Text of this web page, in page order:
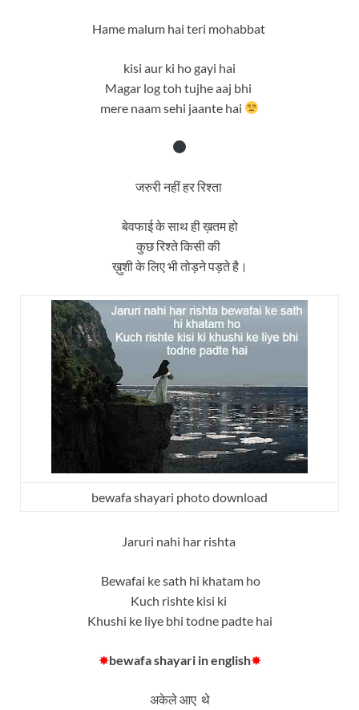
Hame malum hai teri mohabbat
kisi aur ki ho gayi hai
Magar log toh tujhe aaj bhi
mere naam sehi jaante hai
जरुरी नहीं हर रिश्ता
बेवफाई के साथ ही ख़तम हो
कुछ रिश्ते किसी की
ख़ुशी के लिए भी तोड़ने पड़ते है।
bewafa shayari photo download
Jaruri nahi har rishta
Bewafai ke sath hi khatam ho
Kuch rishte kisi ki
Khushi ke liye bhi todne padte hai
✸bewafa shayari in english✸
अकेले आए थे